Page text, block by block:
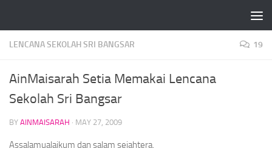
LENCANA SEKOLAH SRI BANGSAR 19
AinMaisarah Setia Memakai Lencana
Sekolah Sri Bangsar
BY AINMAISARAH · MAY 27, 2009
Assalamualaikum dan salam sejahtera,